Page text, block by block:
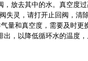
，放去其中的水。真空度
失灵，请打开止回阀，清
和真空度，需要及时更
，以降低循环水的温度